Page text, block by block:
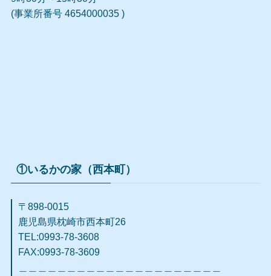
(事業所番号 4654000035 )
①いるかの家（西本町）
〒898-0015
鹿児島県枕崎市西本町26
TEL:0993-78-3608
FAX:0993-78-3609​